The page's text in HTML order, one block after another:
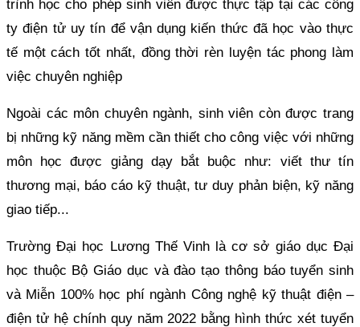
trình học cho phép sinh viên được thực tập tại các công
ty điện tử uy tín để vận dụng kiến thức đã học vào thực
tế một cách tốt nhất, đồng thời rèn luyện tác phong làm
việc chuyên nghiệp
Ngoài các môn chuyên ngành, sinh viên còn được trang
bị những kỹ năng mềm cần thiết cho công việc với những
môn học được giảng dạy bắt buộc như: viết thư tín
thương mại, báo cáo kỹ thuật, tư duy phản biện, kỹ năng
giao tiếp...
Trường Đại học Lương Thế Vinh là cơ sở giáo dục Đại
học thuộc Bộ Giáo dục và đào tạo thông báo tuyển sinh
và Miễn 100% học phí ngành Công nghệ kỹ thuật điện –
điện tử hệ chính quy năm 2022 bằng hình thức xét tuyển